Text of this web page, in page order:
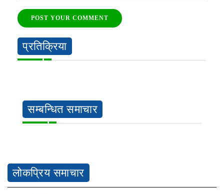
POST YOUR COMMENT
प्रतिक्रिया
सम्बन्धित समाचार
लोकप्रिय समाचार